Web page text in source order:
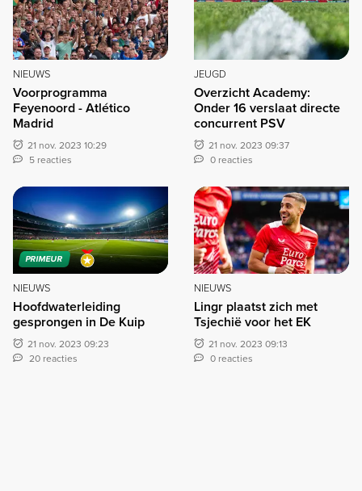
NIEUWS
Voorprogramma
Feyenoord - Atlético
Madrid
21 nov. 2023 10:29
5 reacties
JEUGD
Overzicht Academy:
Onder 16 verslaat directe
concurrent PSV
21 nov. 2023 09:37
0 reacties
PRIMEUR
NIEUWS
Hoofdwaterleiding
gesprongen in De Kuip
21 nov. 2023 09:23
20 reacties
NIEUWS
Lingr plaatst zich met
Tsjechië voor het EK
21 nov. 2023 09:13
0 reacties